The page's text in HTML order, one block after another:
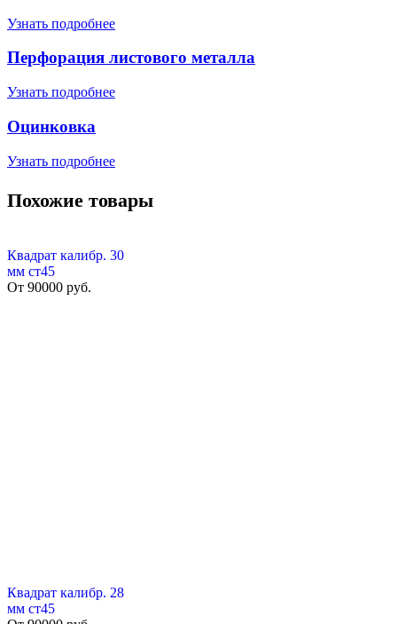
Узнать подробнее
Перфорация листового металла
Узнать подробнее
Оцинковка
Узнать подробнее
Похожие товары
Квадрат калибр. 30
мм ст45
От 90000 руб.
Квадрат калибр. 28
мм ст45